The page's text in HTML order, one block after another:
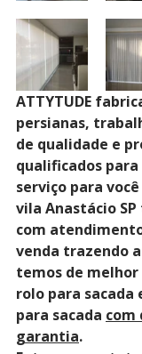
ATTYTUDE
persianas,
de qualidade e
qualificados
serviço para
vila Anastácio
com
venda trazendo
temos de
rolo para sacada
para sacada com
garantia.